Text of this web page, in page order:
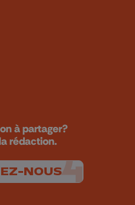
à partager?
rédaction.
NOUS